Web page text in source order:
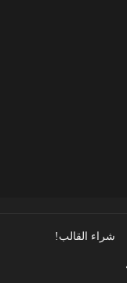
شراء القالب!